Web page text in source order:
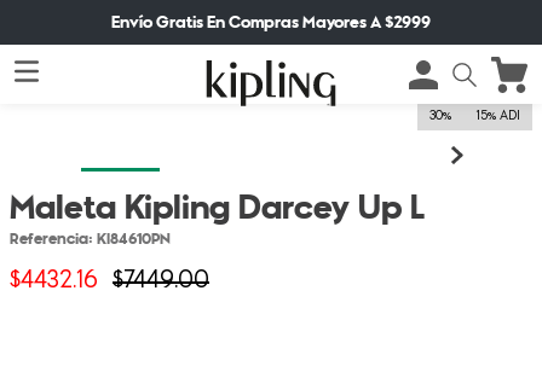
Envío Gratis En Compras Mayores A $2999
30% 15% ADI
Maleta Kipling Darcey Up L
Referencia: KI84610PN
$4432.16 $7449.00